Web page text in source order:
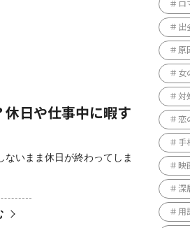
休日や仕事中に暇す
ないまま休日が終わってしま
ロ
出
原
女
対
恋
手
映
深
用